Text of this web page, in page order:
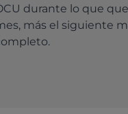
durante lo que
más el siguiente